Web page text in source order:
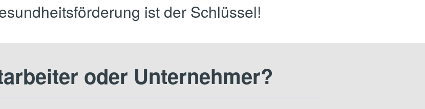
ist der Schlüssel!
oder Unternehmer?